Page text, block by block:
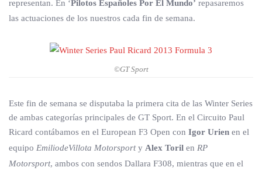
representan. En ‘Pilotos Españoles Por El Mundo’ repasaremos
las actuaciones de los nuestros cada fin de semana.
©GT Sport
Este fin de semana se disputaba la primera cita de las Winter Series
de ambas categorías principales de GT Sport. En el Circuito Paul
Ricard contábamos en el European F3 Open con Igor Urien en el
equipo EmiliodeVillota Motorsporty Alex Toril en RP
Motorsport, ambos con sendos Dallara F308, mientras que en el